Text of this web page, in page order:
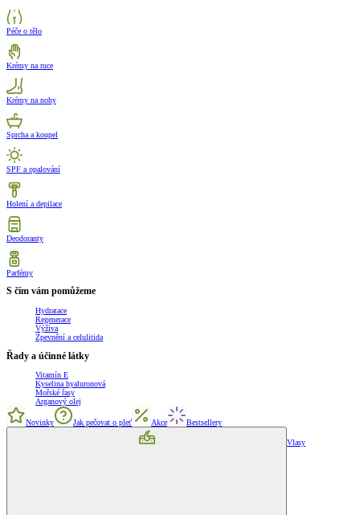
Péče o tělo
Krémy na ruce
Krémy na nohy
Sprcha a koupel
SPF a opalování
Holení a depilace
Deodoranty
Parfémy
S čím vám pomůžeme
Hydratace
Regenerace
Výživa
Zpevnění a celulitida
Řady a účinné látky
Vitamín E
Kyselina hyaluronová
Mořské řasy
Arganový olej
Novinky Jak pečovat o pleť Akce Bestsellery
Vlasy